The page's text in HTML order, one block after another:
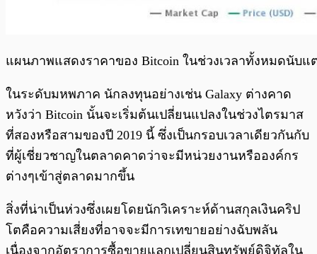
แผนภาพแสดงราคาของ Bitcoin ในช่วงเวลาทั้งหมดนับแต่
ในระดับมหพภาค นักลงทุนอย่างเช่น Galaxy ต่างคาด
หวังว่า Bitcoin นั้นจะเริ่มต้นเปลี่ยนแปลงในช่วงไตรมาส
ที่สองหรือสามของปี 2019 นี้ ซึ่งเป็นกรอบเวลาเดียวกันกับ
ที่ผู้เชี่ยวชาญในตลาดคาดว่าจะมีหน่วยงานหรือองค์กร
ต่างๆเข้าสู่ตลาดมากขึ้น
สิ่งที่น่าเป็นห่วงซึ่งเผยโดยนักวิเคราะห์ด้านสกุลเงินคริป
โตคือความเสี่ยงที่อาจจะมีการเทขายอย่างฉับพลัน
เนื่องจากอัตราการซื้อขายแลกเปลี่ยนสินทรัพย์ดิจิทัลใน